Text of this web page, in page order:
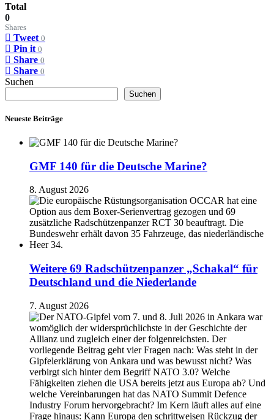
Total
0
Shares
Tweet 0
Pin it 0
Share 0
Share 0
Suchen
Suchen
Neueste Beiträge
GMF 140 für die Deutsche Marine?
8. August 2026
Weitere 69 Radschützenpanzer „Schakal“ für
Deutschland und die Niederlande
7. August 2026